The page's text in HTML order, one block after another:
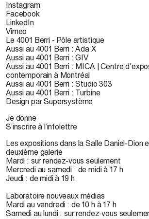
Instagram
Facebook
LinkedIn
Vimeo
Le 4001 Berri - Pôle artistique
Aussi au 4001 Berri : Ada X
Aussi au 4001 Berri : GIV
Aussi au 4001 Berri : MICA | Centre
contemporain à Montréal
Aussi au 4001 Berri : Studio 303
Aussi au 4001 Berri : Turbine
Design par Supersystème
Je donne
S’inscrire à l’infolettre
Les expositions dans la Salle Daniel-Dion
deuxième galerie
Mardi : sur rendez-vous seulement
Mercredi au samedi : de midi à 17 h
Jeudi : de midi à 19 h
Laboratoire nouveaux médias
Mardi au vendredi : de 10 h à 17 h
Samedi au lundi : sur rendez-vous